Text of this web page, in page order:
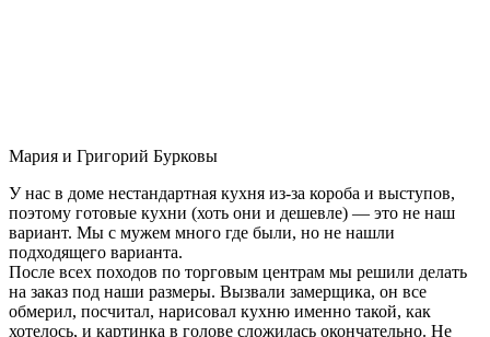
Мария и Григорий Бурковы
У нас в доме нестандартная кухня из-за короба и выступов,
поэтому готовые кухни (хоть они и дешевле) — это не наш
вариант. Мы с мужем много где были, но не нашли
подходящего варианта.
После всех походов по торговым центрам мы решили делать
на заказ под наши размеры. Вызвали замерщика, он все
обмерил, посчитал, нарисовал кухню именно такой, как
хотелось, и картинка в голове сложилась окончательно. Не